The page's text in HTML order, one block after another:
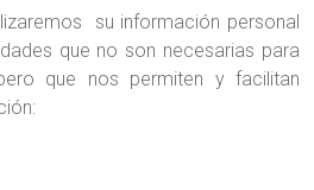
su información personal
que no son necesarias para
que nos permiten y facilitan